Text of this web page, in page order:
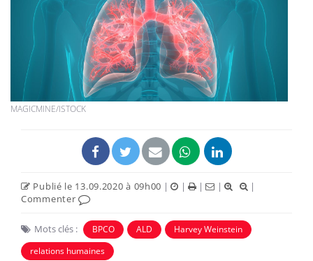
MAGICMINE/ISTOCK
Publié le 13.09.2020 à 09h00 | | | |
|
Commenter
Mots clés : BPCO ALD
Harvey Weinstein
relations humaines